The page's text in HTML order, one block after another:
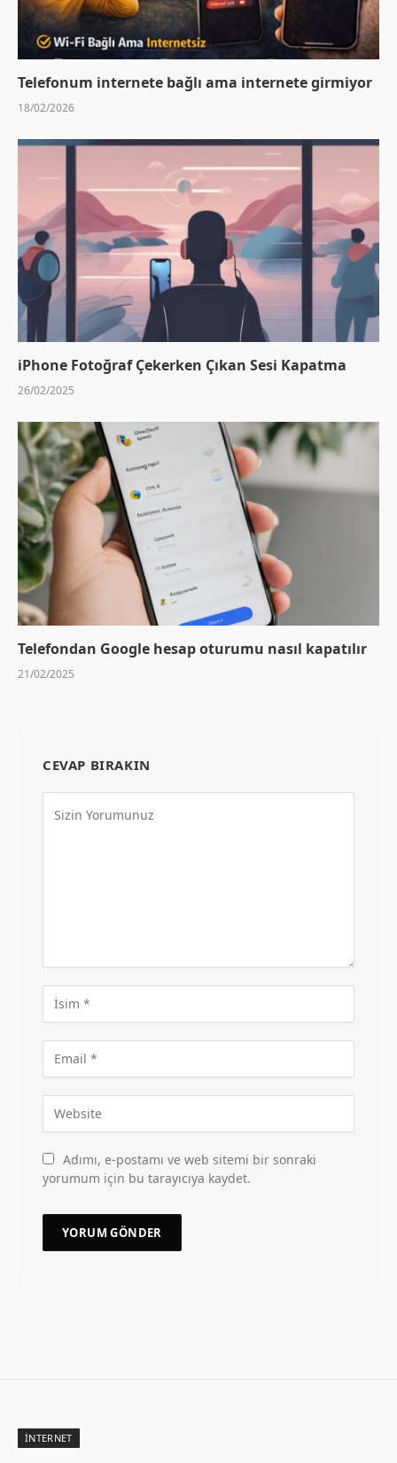
Telefonum internete bağlı ama internete girmiyor
18/02/2026
iPhone Fotoğraf Çekerken Çıkan Sesi Kapatma
26/02/2025
Telefondan Google hesap oturumu nasıl kapatılır
21/02/2025
CEVAP BIRAKIN
Adımı, e-postamı ve web sitemi bir sonraki
yorumum için bu tarayıcıya kaydet.
İNTERNET